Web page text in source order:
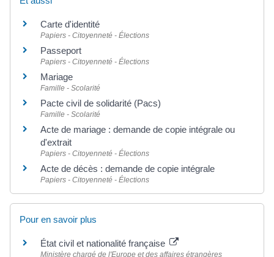
Carte d'identité
Papiers - Citoyenneté - Élections
Passeport
Papiers - Citoyenneté - Élections
Mariage
Famille - Scolarité
Pacte civil de solidarité (Pacs)
Famille - Scolarité
Acte de mariage : demande de copie intégrale ou
d'extrait
Papiers - Citoyenneté - Élections
Acte de décès : demande de copie intégrale
Papiers - Citoyenneté - Élections
Pour en savoir plus
État civil et nationalité française
Ministère chargé de l'Europe et des affaires étrangères